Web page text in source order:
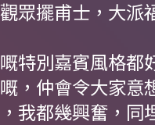
眾擺甫士，大派
特別嘉賓風格都
，仲會令大家意
我都幾興奮，同